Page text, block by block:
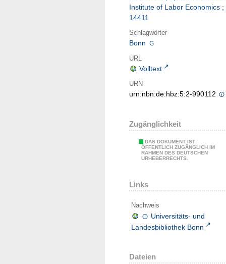
Institute of Labor Economics ;
14411
Schlagwörter
Bonn
URL
Volltext
URN
urn:nbn:de:hbz:5:2-990112
Zugänglichkeit
DAS DOKUMENT IST
ÖFFENTLICH ZUGÄNGLICH IM
RAHMEN DES DEUTSCHEN
URHEBERRECHTS.
Links
Nachweis
Universitäts- und
Landesbibliothek Bonn
Dateien